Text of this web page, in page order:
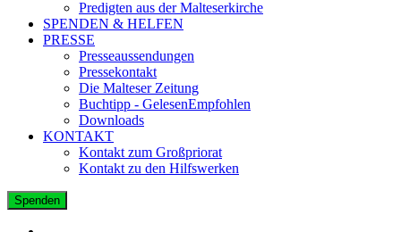
Predigten aus der Malteserkirche
SPENDEN & HELFEN
PRESSE
Presseaussendungen
Pressekontakt
Die Malteser Zeitung
Buchtipp - GelesenEmpfohlen
Downloads
KONTAKT
Kontakt zum Großpriorat
Kontakt zu den Hilfswerken
Spenden